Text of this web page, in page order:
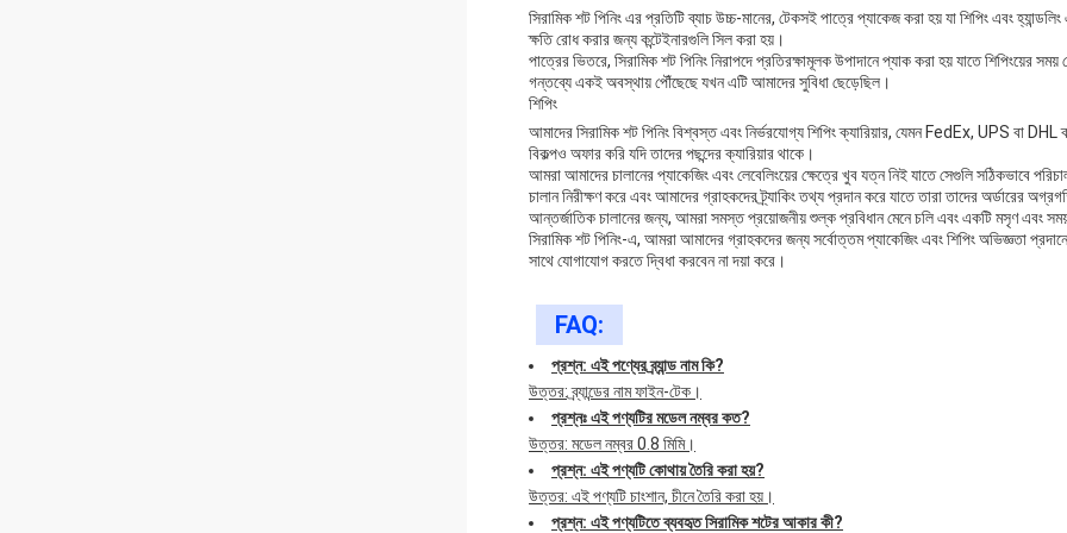
সিরামিক শট পিনিং এর প্রতিটি ব্যাচ উচ্চ-মানের, টেকসই পাত্রে প্যাকেজ করা হয় যা শিপিং এবং
ক্ষতি রোধ করার জন্য কন্টেইনারগুলি সিল করা হয়।
পাত্রের ভিতরে, সিরামিক শট পিনিং নিরাপদে প্রতিরক্ষামূলক উপাদানে প্যাক করা হয় যাতে শিপিংয়ের
গন্তব্যে একই অবস্থায় পৌঁছেছে যখন এটি আমাদের সুবিধা ছেড়েছিল।
শিপিং
আমাদের সিরামিক শট পিনিং বিশ্বস্ত এবং নির্ভরযোগ্য শিপিং ক্যারিয়ার, যেমন FedEx, UPS বা
বিকল্পও অফার করি যদি তাদের পছন্দের ক্যারিয়ার থাকে।
আমরা আমাদের চালানের প্যাকেজিং এবং লেবেলিংয়ের ক্ষেত্রে খুব যত্ন নিই যাতে সেগুলি সঠিকভাবে
চালান নিরীক্ষণ করে এবং আমাদের গ্রাহকদের ট্র্যাকিং তথ্য প্রদান করে যাতে তারা তাদের অর্ডারের
আন্তর্জাতিক চালানের জন্য, আমরা সমস্ত প্রয়োজনীয় শুল্ক প্রবিধান মেনে চলি এবং একটি মসৃণ এবং
সিরামিক শট পিনিং-এ, আমরা আমাদের গ্রাহকদের জন্য সর্বোত্তম প্যাকেজিং এবং শিপিং অভিজ্ঞতা
সাথে যোগাযোগ করতে দ্বিধা করবেন না দয়া করে।
FAQ:
প্রশ্ন: এই পণ্যের ব্র্যান্ড নাম কি?
উত্তর: ব্র্যান্ডের নাম ফাইন-টেক।
প্রশ্নঃ এই ​​পণ্যটির মডেল নম্বর কত?
উত্তর: মডেল নম্বর 0.8 মিমি।
প্রশ্ন: এই পণ্যটি কোথায় তৈরি করা হয়?
উত্তর: এই পণ্যটি চাংশান, চীনে তৈরি করা হয়।
প্রশ্ন: এই পণ্যটিতে ব্যবহৃত সিরামিক শটের আকার কী?